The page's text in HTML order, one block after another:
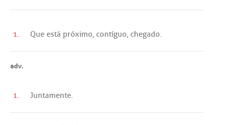
1. Que está próximo, contíguo, chegado.
adv.
1. Juntamente.